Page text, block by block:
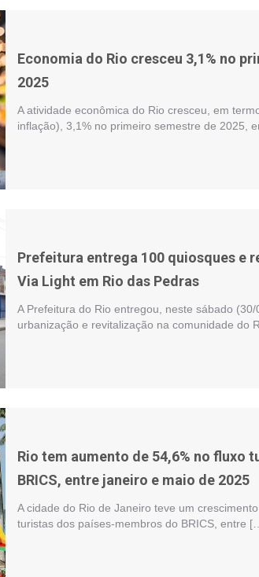
Economia do Rio cresceu 3,1% no
2025
A atividade econômica do Rio cresceu, em
inflação), 3,1% no primeiro semestre de 2025,
Prefeitura entrega 100 quiosques e
Via Light em Rio das Pedras
A Prefeitura do Rio entregou, neste sábado
urbanização e revitalização na comunidade do
Rio tem aumento de 54,6% no fluxo
BRICS, entre janeiro e maio de 2025
A cidade do Rio de Janeiro teve um
turistas dos países-membros do BRICS, entre